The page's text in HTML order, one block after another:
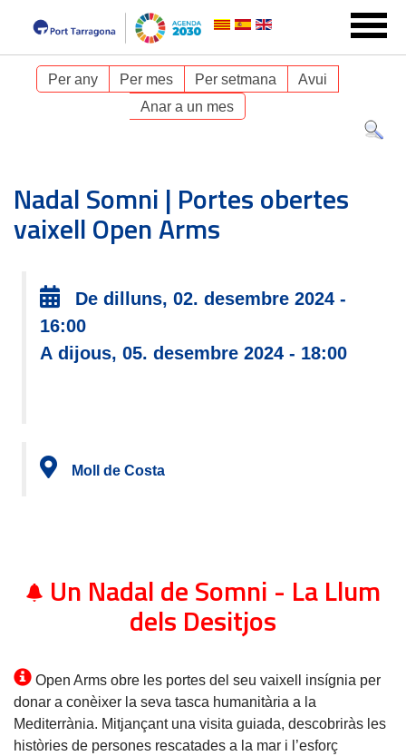
Per any Per mes Per setmana
Avui
Anar a un mes
Nadal Somni | Portes obertes
vaixell Open Arms
De dilluns, 02. desembre 2024 -
16:00
A dijous, 05. desembre 2024 - 18:00
Moll de Costa
Un Nadal de Somni - La Llum
dels Desitjos
Open Arms obre les portes del seu vaixell insígnia per
donar a conèixer la seva tasca humanitària a la
Mediterrània. Mitjançant una visita guiada, descobriràs les
històries de persones rescatades a la mar i l’esforç